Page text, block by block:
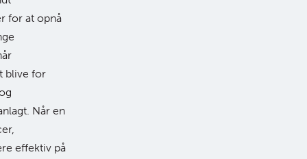
for at opnå
blive for
Når en
effektiv på